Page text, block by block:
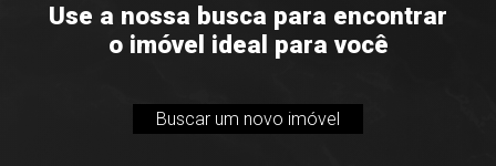
Use a nossa busca para encontrar
o imóvel ideal para você
Buscar um novo imóvel